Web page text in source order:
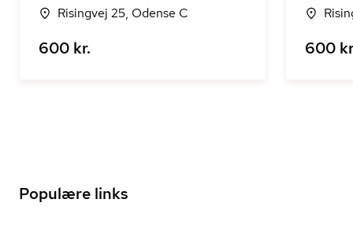
Risingvej 25, Odense C
600 kr. 600
Populære links